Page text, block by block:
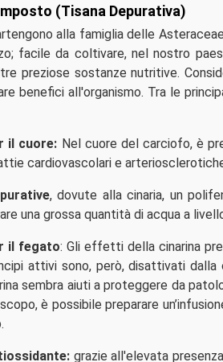
(Tisana Depurativa)
alla famiglia delle
facile da coltivare, nel nostro
preziose sostanze nutritive.
benefici all'organismo. Tra le
il cuore: Nel cuore del carciofo, è
cardiovascolari e
, dovute alla cinaria, un
una grossa quantità di acqua a
il fegato: Gli effetti della cinarina
attivi sono, però, disattivati
sembra aiuti a proteggere da
è possibile preparare
grazie all'elevata